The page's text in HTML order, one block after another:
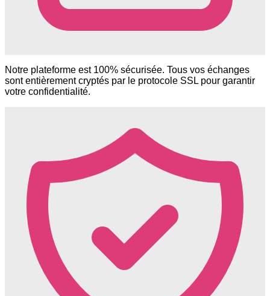
Notre plateforme est 100% sécurisée. Tous vos échanges
sont entièrement cryptés par le protocole SSL pour garantir
votre confidentialité.